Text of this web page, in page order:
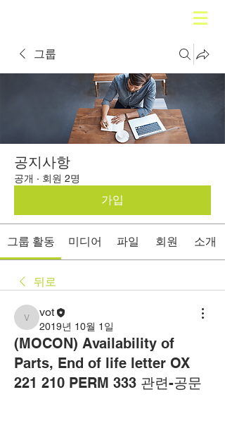
그룹
공지사항
공개 · 회원 2명
가입
그룹 활동 미디어 파일 회원 소개
뒤로
vot
vot
2019년 10월 1일
(MOCON) Availability of
Parts, End of life letter OX
221 210 PERM 333 관련-공문